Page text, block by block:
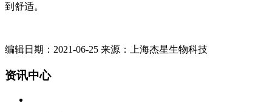
到舒适。
编辑日期：2021-06-25 来源：上海杰星生物科技
资讯中心